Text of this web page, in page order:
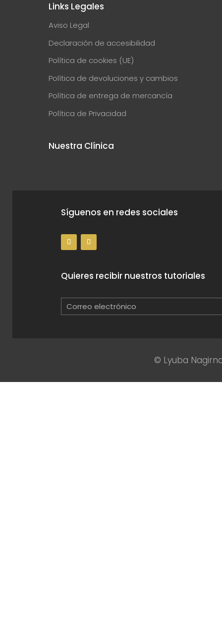
Links Legales
Aviso Legal
Declaración de accesibilidad
Política de cookies (UE)
Política de devoluciones y cambios
Política de entrega de mercancía
Política de Privacidad
Nuestra Clínica
Síguenos en redes sociales
Quieres recibir nuestros tutoriales
© Lyuba